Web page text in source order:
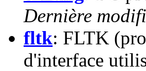
Dernière
fltk: FLTK
d'interface